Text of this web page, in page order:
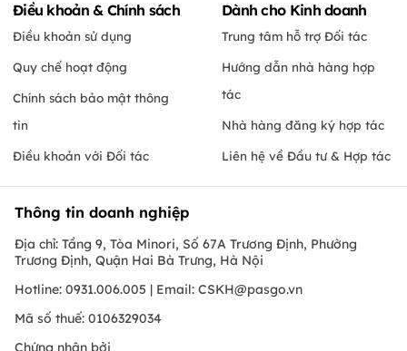
Điều khoản & Chính sách
Điều khoản sử dụng
Quy chế hoạt động
Chính sách bảo mật thông
tin
Điều khoản với Đối tác
Dành cho Kinh doanh
Trung tâm hỗ trợ Đối tác
Hướng dẫn nhà hàng hợp
tác
Nhà hàng đăng ký hợp tác
Liên hệ về Đầu tư & Hợp tác
Thông tin doanh nghiệp
Địa chỉ: Tầng 9, Tòa Minori, Số 67A Trương Định, Phường
Trương Định, Quận Hai Bà Trưng, Hà Nội
Hotline: 0931.006.005 | Email: CSKH@pasgo.vn
Mã số thuế: 0106329034
Chứng nhận bởi